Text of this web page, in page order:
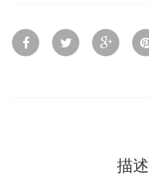
Vie
w
To
Wis
To
Co
描述